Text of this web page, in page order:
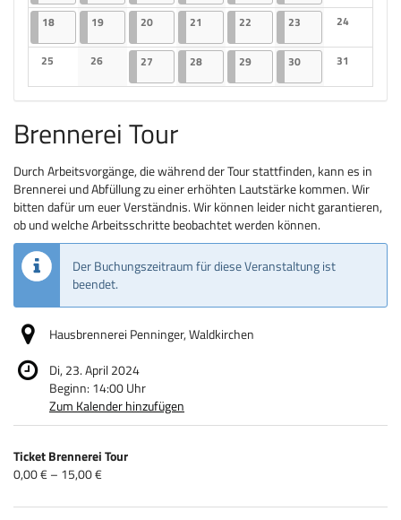
Keine
1818.12.2023
2 Veranstaltungen
1919.12.2023
2 Veranstaltungen
2020.12.2023
2 Veranstaltungen
21 21.12.2023
2 Veranstaltungen
22 22.12.2023
2 Veranstaltungen
23 23.12.2023
2 Veranstaltungen
24
Keine
25
Keine Veranstaltungen
26
Keine Veranstaltungen
27 27.12.2023
2 Veranstaltungen
2828.12.2023
2 Veranstaltungen
2929.12.2023
2 Veranstaltungen
3030.12.2023
2 Veranstaltungen
31
Keine
Brennerei Tour
Durch Arbeitsvorgänge, die während der Tour stattfinden, kann es in
Brennerei und Abfüllung zu einer erhöhten Lautstärke kommen. Wir
bitten dafür um euer Verständnis. Wir können leider nicht garantieren,
ob und welche Arbeitsschritte beobachtet werden können.
Der Buchungszeitraum für diese Veranstaltung ist
beendet.
Hausbrennerei Penninger, Waldkirchen
Di, 23. April 2024
Beginn: 14:00Uhr
Zum Kalender hinzufügen
Produkte
Unkategorisierte
Produkte
Ticket Brennerei Tour
von
bis
0,00 € – 15,00 €